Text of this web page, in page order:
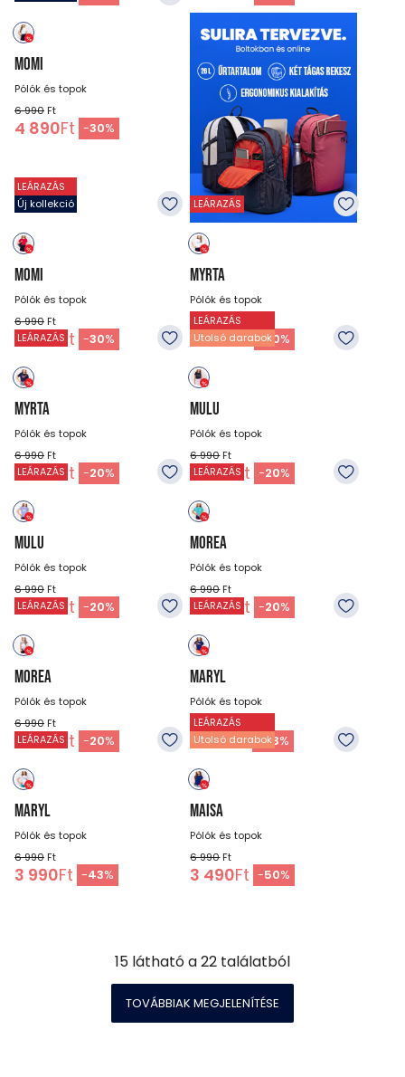
MOMI
Pólók és topok
6 990 Ft
4 890Ft -30%
LEÁRAZÁS
Új kollekció
MOMI
Pólók és topok
6 990 Ft
4 890Ft -30%
LEÁRAZÁS
MYRTA
Pólók és topok
6 990Ft
5 590Ft -20%
LEÁRAZÁS
MYRTA
Pólók és topok
6 990 Ft
5 590Ft -20%
LEÁRAZÁS
Utolsó darabok
MULU
Pólók és topok
6 990Ft
5 590Ft -20%
LEÁRAZÁS
MULU
Pólók és topok
6 990 Ft
5 590Ft -20%
LEÁRAZÁS
MOREA
Pólók és topok
6 990Ft
5 590Ft -20%
LEÁRAZÁS
MOREA
Pólók és topok
6 990 Ft
5 590Ft -20%
LEÁRAZÁS
MARYL
Pólók és topok
6 990Ft
3 990Ft -43%
LEÁRAZÁS
MARYL
Pólók és topok
6 990 Ft
3 990Ft -43%
LEÁRAZÁS
Utolsó darabok
MAISA
Pólók és topok
6 990Ft
3 490Ft -50%
15 látható a22 találatból
TOVÁBBIAK MEGJELENÍTÉSE